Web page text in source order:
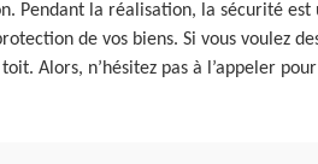
Pendant la réalisation, la sécurité
de vos biens. Si vous voulez
Alors, n’hésitez pas à l’appeler